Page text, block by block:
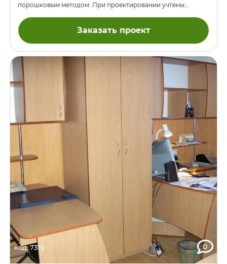
порошковым методом. При проектировании учтены
библиотеки. Тумбы внизу стеллажей предназначены для
картотеки и перемещаются на роликах. Проход в
хранилище обрамлен мебельной ДСП.
Заказать проект
код: 7315 0